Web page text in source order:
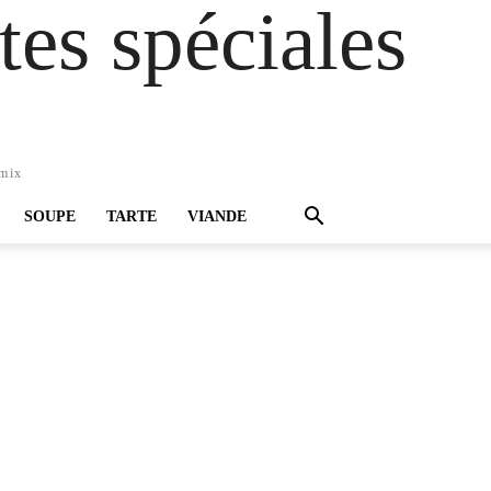
spéciales
SOUPE TARTE VIANDE